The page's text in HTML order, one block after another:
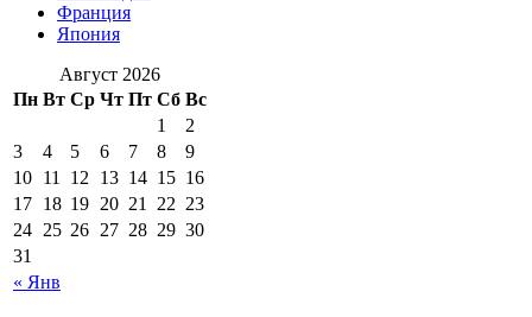
Франция
Япония
Август 2026
Пн Вт Ср Чт Пт Сб Вс
« Янв
1
2
3
4 5 6 7 8
9
10 11 12 13 14 15 16
17 18 19 20 21 22 23
24 25 26 27 28 29 30
31